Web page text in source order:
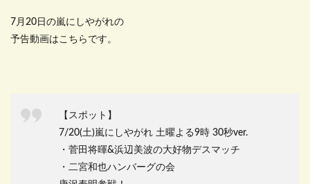
7月20日の嵐にしやがれの
予告動画はこちらです。
【スポット】
7/20(土)嵐にしやがれ 土曜よる9時 30秒ver.
・菅田将暉&浜辺美波の大好物デスマッチ
・二宮和也ハンバーグの会